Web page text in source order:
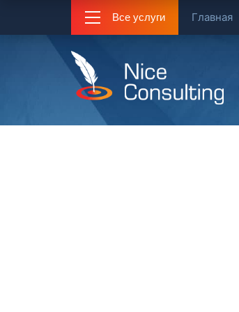
Все услуги Главная